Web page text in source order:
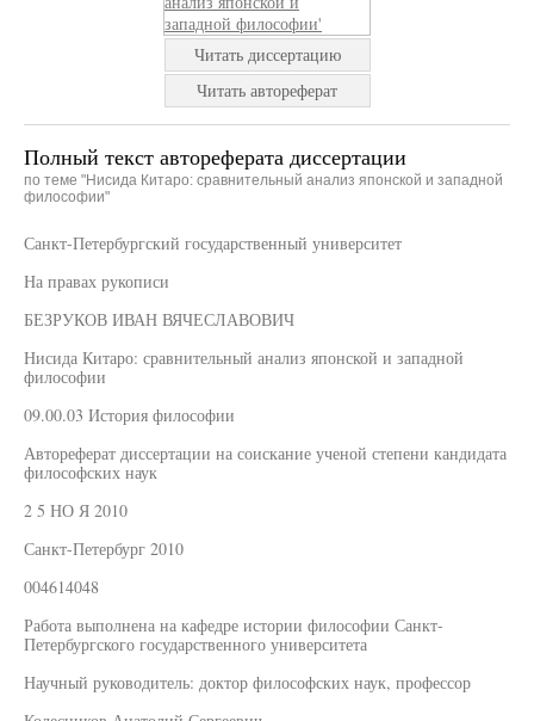
Читать диссертацию
Читать автореферат
Полный текст автореферата диссертации
по теме "Нисида Китаро: сравнительный анализ японской и западной
философии"
Санкт-Петербургский государственный университет
На правах рукописи
БЕЗРУКОВ ИВАН ВЯЧЕСЛАВОВИЧ
Нисида Китаро: сравнительный анализ японской и западной
философии
09.00.03 История философии
Автореферат диссертации на соискание ученой степени кандидата
философских наук
2 5 НО Я 2010
Санкт-Петербург 2010
004614048
Работа выполнена на кафедре истории философии Санкт-
Петербургского государственного университета
Научный руководитель: доктор философских наук, профессор